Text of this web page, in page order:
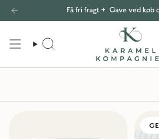
Få fri fragt + Gave ved køb
Levering 49 kr –Fri fragt ved
SØG